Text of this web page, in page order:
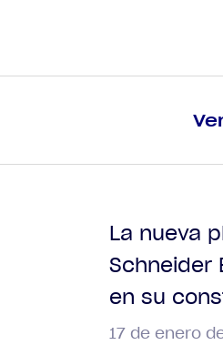
La nueva
Schneider
en su
17 de enero